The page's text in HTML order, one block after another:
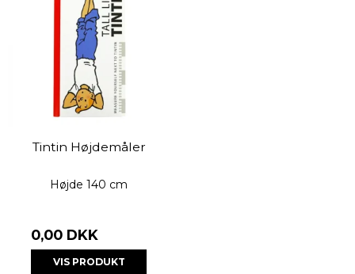
Tintin Højdemåler
Højde 140 cm
0,00 DKK
VIS PRODUKT